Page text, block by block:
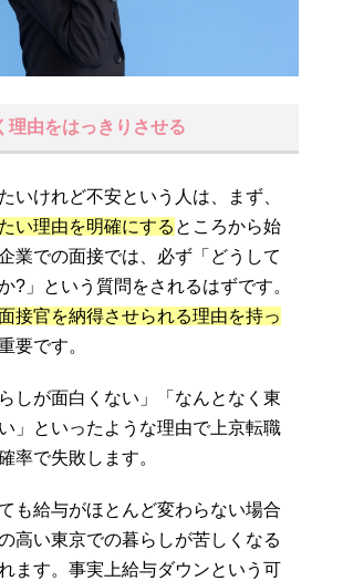
理由をはっきりさせる
いけれど不安という人は、まず、
い理由を明確にする ところから始
業での面接では、必ず「どうして
?」という質問をされるはずです。
接官を納得させられる理由を持っ
要です。
しが面白くない」「なんとなく東
」といったような理由で上京転職
率で失敗します。
も給与がほとんど変わらない場合
高い東京での暮らしが苦しくなる
ます。事実上給与ダウンという可